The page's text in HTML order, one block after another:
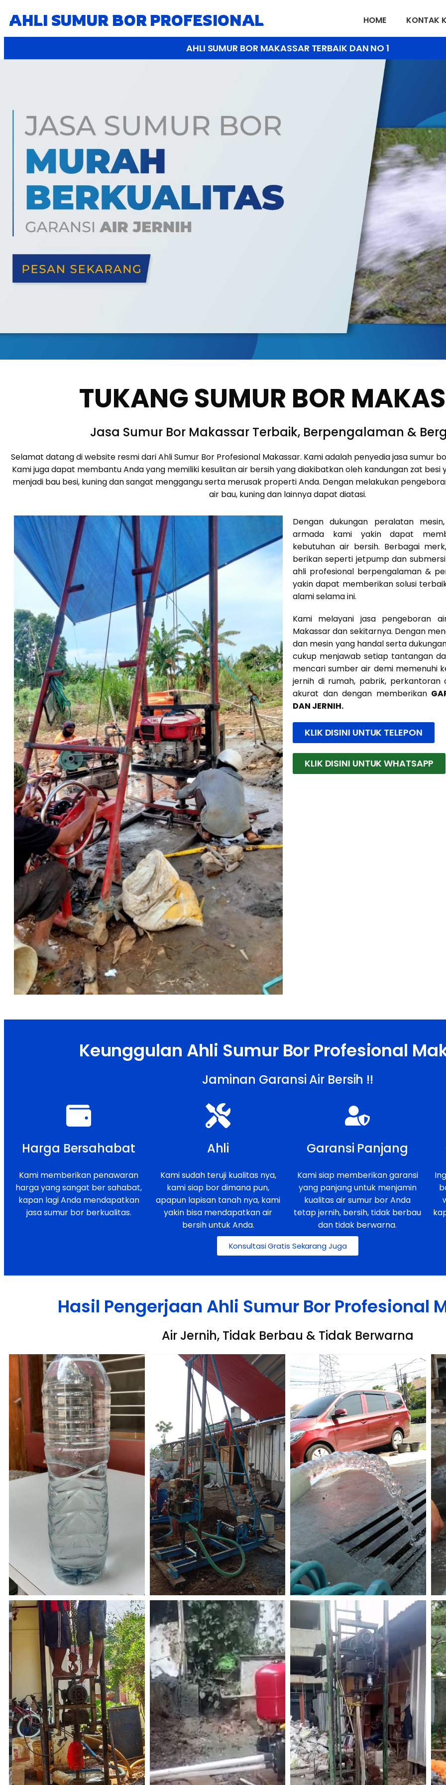
AHLI SUMUR BOR PROFESIONAL HOME KONTAK
AHLI SUMUR BOR MAKASSAR TERBAIK DAN NO 1
TUKANG SUMUR BOR
Jasa Sumur Bor Makassar Terbaik, Berpengalaman &
Selamat datang di website resmi dari Ahli Sumur Bor Profesional Makassar. Kami adalah penyedia jasa sumur
Kami juga dapat membantu Anda yang memiliki kesulitan air bersih yang diakibatkan oleh kandungan zat besi
menjadi bau besi, kuning dan sangat menggangu serta merusak properti Anda. Dengan melakukan
air bau, kuning dan lainnya dapat diatasi.
Dengan dukungan peralatan
armada kami yakin dapat
kebutuhan air bersih. Berbagai
berikan seperti jetpump dan
ahli profesional berpengalaman &
yakin dapat memberikan solusi
alami selama ini.
Kami melayani jasa pengeboran
Makassar dan sekitarnya. Dengan
dan mesin yang handal serta
cukup menjawab setiap tantangan
mencari sumber air demi memenuhi
jernih di rumah, pabrik,
akurat dan dengan memberikan
DAN JERNIH.
KLIK DISINI UNTUK TELEPON
KLIK DISINI UNTUK WHATSAPP
Keunggulan Ahli Sumur Bor Profesional
Jaminan Garansi Air Bersih !!
Harga Bersahabat
Kami memberikan penawaran
harga yang sangat ber sahabat,
kapan lagi Anda mendapatkan
jasa sumur bor berkualitas.
Ahli
Kami sudah teruji kualitas nya,
kami siap bor dimana pun,
apapun lapisan tanah nya, kami
yakin bisa mendapatkan air
bersih untuk Anda.
Garansi Panjang
Kami siap memberikan garansi
yang panjang untuk menjamin
kualitas air sumur bor Anda
tetap jernih, bersih, tidak berbau
dan tidak berwarna.
Konsultasi Gratis Sekarang Juga
Hasil Pengerjaan Ahli Sumur Bor Profesional
Air Jernih, Tidak Berbau & Tidak Berwarna